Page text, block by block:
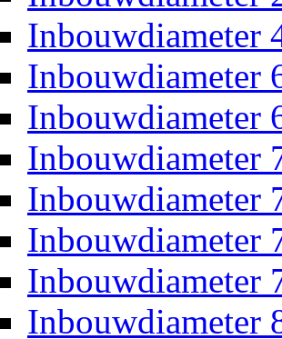
Inbouwdiameter
Inbouwdiameter
Inbouwdiameter
Inbouwdiameter
Inbouwdiameter
Inbouwdiameter
Inbouwdiameter
Inbouwdiameter